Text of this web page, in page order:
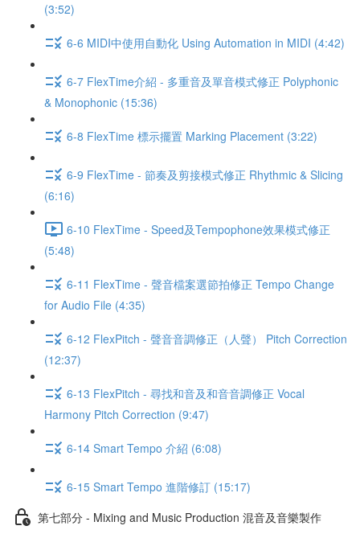
(3:52)
6-6 MIDI中使用自動化 Using Automation in MIDI (4:42)
6-7 FlexTime介紹 - 多重音及單音模式修正 Polyphonic
& Monophonic (15:36)
6-8 FlexTime 標示擺置 Marking Placement (3:22)
6-9 FlexTime - 節奏及剪接模式修正 Rhythmic & Slicing
(6:16)
6-10 FlexTime - Speed及Tempophone效果模式修正
(5:48)
6-11 FlexTime - 聲音檔案選節拍修正 Tempo Change
for Audio File (4:35)
6-12 FlexPitch - 聲音音調修正（人聲） Pitch Correction
(12:37)
6-13 FlexPitch - 尋找和音及和音音調修正 Vocal
Harmony Pitch Correction (9:47)
6-14 Smart Tempo 介紹 (6:08)
6-15 Smart Tempo 進階修訂 (15:17)
第七部分 - Mixing and Music Production 混音及音樂製作